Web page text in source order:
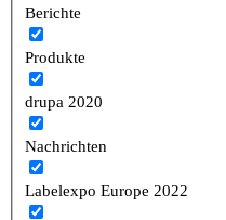
Berichte
Produkte
drupa 2020
Nachrichten
Labelexpo Europe 2022